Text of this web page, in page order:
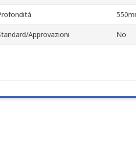
Approvazioni No